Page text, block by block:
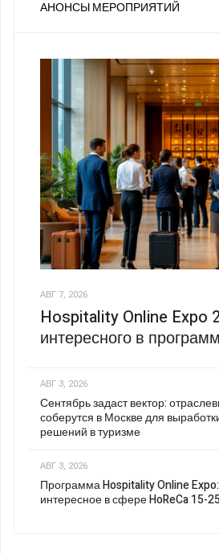
АНОНСЫ МЕРОПРИЯТИЙ
АВГ 7, 2026
Hospitality Online Expo
интересного в
АВГ 3, 2026
Сентябрь задаст вектор:
соберутся в Москве для
решений в туризме
АВГ 3, 2026
Программа Hospitality Online
интересное в сфере HoReCa 15-